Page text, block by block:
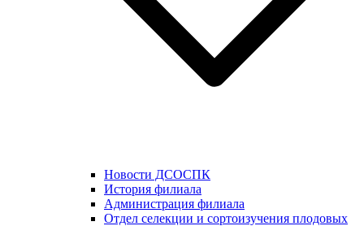
Новости ДСОСПК
История филиала
Администрация филиала
Отдел селекции и сортоизучения плодовых